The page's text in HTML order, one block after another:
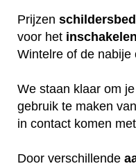
Prijzen
voor het inschakelen
Wintelre of de nabije
We staan klaar om
gebruik te maken
in contact komen
Door verschillende